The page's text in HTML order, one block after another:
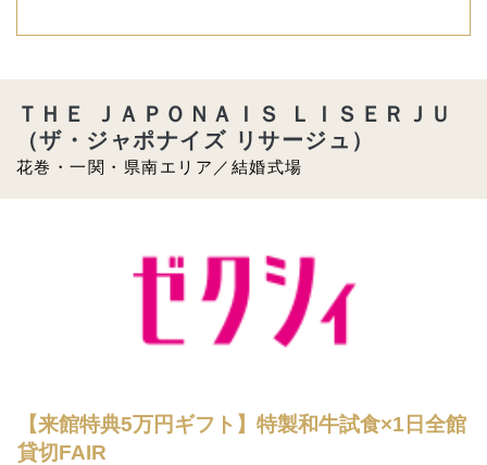
花巻・一関・県南エリア／結婚式場
ＴＨＥ ＪＡＰＯＮＡＩＳ ＬＩＳＥＲＪＵ
（ザ・ジャポナイズ リサージュ）
【来館特典5万円ギフト】特製和牛試食×1日全館
貸切FAIR